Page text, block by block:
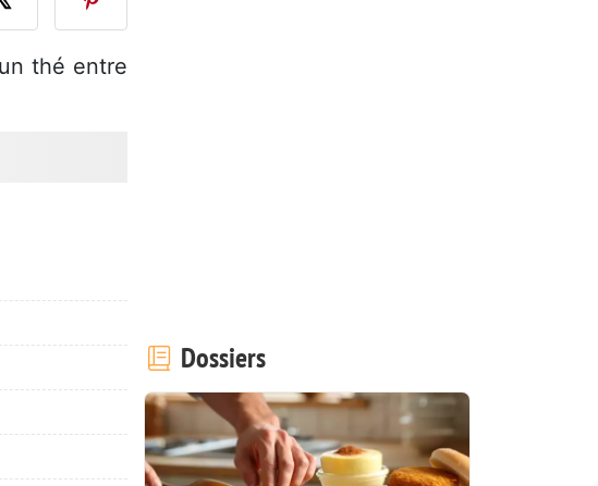
thé entre
Dossiers